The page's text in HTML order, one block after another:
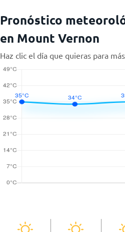
Pronóstico
en Mount Vernon
Haz clic el día que quieras para